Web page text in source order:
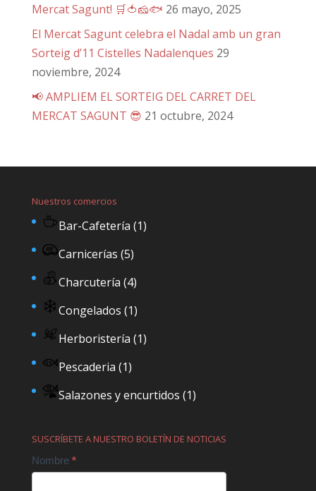
Mercat Sagunt! 🛒🍅🧀🐟 26 mayo, 2025
El Mercat Sagunt celebra el Nadal amb un gran
Sorteig d’11 Cistelles Nadalenques 29
noviembre, 2024
📢 AMPLIEM EL SORTEIG DEL CARRET DEL
MERCAT SAGUNT 😎 21 octubre, 2024
Nuestros comercios
Bar-Cafetería (1)
Carnicerías (5)
Charcutería (4)
Congelados (1)
Herboristería (1)
Pescaderia (1)
Salazones y encurtidos (1)
SUSCRÍBETE A NUESTRO BOLETÍN DE NOTICIAS
Contact
Nombre *